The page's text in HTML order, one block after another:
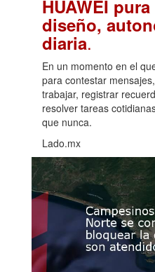
HUAWEI
diseño,
diaria.
En un momento en el
para contestar
trabajar, registrar
resolver tareas
que nunca.
Lado.mx